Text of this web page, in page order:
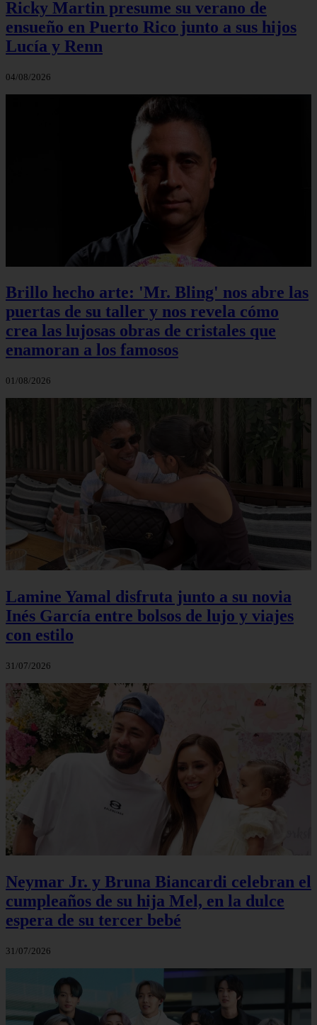
Ricky Martin presume su verano de
ensueño en Puerto Rico junto a sus hijos
Lucía y Renn
04/08/2026
Brillo hecho arte: 'Mr. Bling' nos abre las
puertas de su taller y nos revela cómo
crea las lujosas obras de cristales que
enamoran a los famosos
01/08/2026
Lamine Yamal disfruta junto a su novia
Inés García entre bolsos de lujo y viajes
con estilo
31/07/2026
Neymar Jr. y Bruna Biancardi celebran el
cumpleaños de su hija Mel, en la dulce
espera de su tercer bebé
31/07/2026